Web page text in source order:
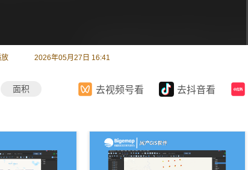
2026年05月27日 16:41
面积 去视频号看 去抖音看